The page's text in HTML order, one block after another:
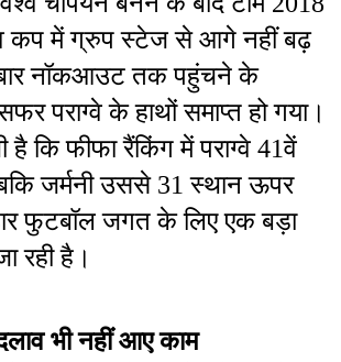
कप में ग्रुप स्टेज से आगे नहीं बढ़
नॉकआउट तक पहुंचने के
पराग्वे के हाथों समाप्त हो गया।
है कि फीफा रैंकिंग में पराग्वे 41वें
जर्मनी उससे 31 स्थान ऊपर
फुटबॉल जगत के लिए एक बड़ा
रही है।
भी नहीं आए काम